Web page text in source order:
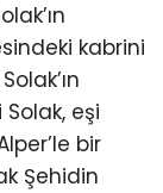
kabrini
eşi
bir
Şehidin